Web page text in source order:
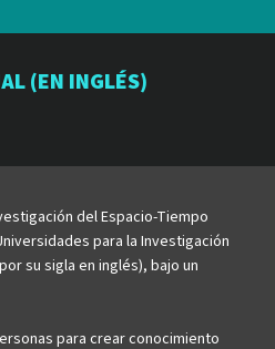
(EN INGLÉS)
del Espacio-Tiempo
para la Investigación
su sigla en inglés), bajo un
para crear conocimiento